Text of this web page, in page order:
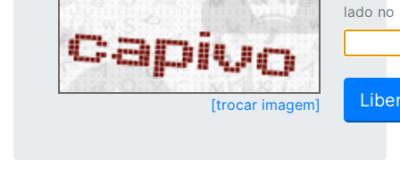
[trocar imagem]
lado no